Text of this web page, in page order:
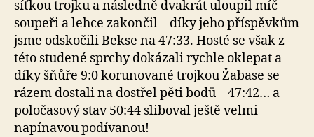
síťkou trojku a následně dvakrát uloupil míč
soupeři a lehce zakončil – díky jeho příspěvkům
jsme odskočili Bekse na 47:33. Hosté se však z
této studené sprchy dokázali rychle oklepat a
díky šňůře 9:0 korunované trojkou Žabase se
rázem dostali na dostřel pěti bodů – 47:42… a
poločasový stav 50:44 sliboval ještě velmi
napínavou podívanou!